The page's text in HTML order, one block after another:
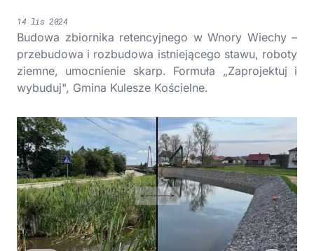
Budowa zbiornika retencyjnego w Wnory Wiechy –
przebudowa i rozbudowa istniejącego stawu, roboty
ziemne, umocnienie skarp. Formuła „Zaprojektuj i
wybuduj", Gmina Kulesze Kościelne.
14 lis 2024